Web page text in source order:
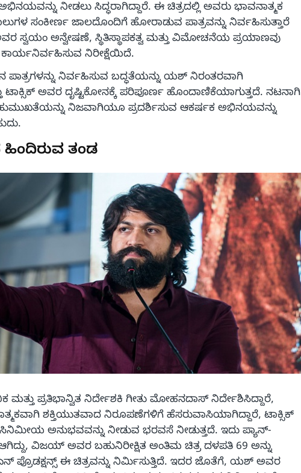
ನೀಡಲು ಸಿದ್ಧರಾಗಿದ್ದಾರೆ. ಈ ಚಿತ್ರದಲ್ಲಿ ಅವರು ಭಾವನಾತ್ಮಕ
ಸಂಕೀರ್ಣ ಜಾಲದೊಂದಿಗೆ ಹೋರಾಡುವ ಪಾತ್ರವನ್ನು ನಿರ್ವಹಿಸುತ್ತಾರೆ
ಸ್ವಯಂ ಅನ್ವೇಷಣೆ, ಸ್ಥಿತಿಸ್ಥಾಪಕತ್ವ ಮತ್ತು ವಿಮೋಚನೆಯ ಪ್ರಯಾಣವು
ನಿರೀಕ್ಷೆಯಿದೆ.
ಪಾತ್ರಗಳನ್ನು ನಿರ್ವಹಿಸುವ ಬದ್ಧತೆಯನ್ನು ಯಶ್ ನಿರಂತರವಾಗಿ
ಟಾಕ್ಸಿಕ್ ಅವರ ದೃಷ್ಟಿಕೋನಕ್ಕೆ ಪರಿಪೂರ್ಣ ಹೊಂದಾಣಿಕೆಯಾಗುತ್ತದೆ. ನಟನಾಗಿ
ನಿಜವಾಗಿಯೂ ಪ್ರದರ್ಶಿಸುವ ಆಕರ್ಷಕ ಅಭಿನಯವನ್ನು
ಹಿಂದಿರುವ ತಂಡ
ಮತ್ತು ಪ್ರತಿಭಾನ್ವಿತ ನಿರ್ದೇಶಕಿ ಗೀತು ಮೋಹನದಾಸ್ ನಿರ್ದೇಶಿಸಿದ್ದಾರೆ,
ಶಕ್ತಿಯುತವಾದ ನಿರೂಪಣೆಗಳಿಗೆ ಹೆಸರುವಾಸಿಯಾಗಿದ್ದಾರೆ, ಟಾಕ್ಸಿಕ್
ಅನುಭವವನ್ನು ನೀಡುವ ಭರವಸೆ ನೀಡುತ್ತದೆ. ಇದು ಪ್ಯಾನ್-
ವಿಜಯ್ ಅವರ ಬಹುನಿರೀಕ್ಷಿತ ಅಂತಿಮ ಚಿತ್ರ ದಳಪತಿ 69 ಅನ್ನು
ಪ್ರೊಡಕ್ಷನ್ಸ್ ಈ ಚಿತ್ರವನ್ನು ನಿರ್ಮಿಸುತ್ತಿದೆ. ಇದರ ಜೊತೆಗೆ, ಯಶ್ ಅವರ